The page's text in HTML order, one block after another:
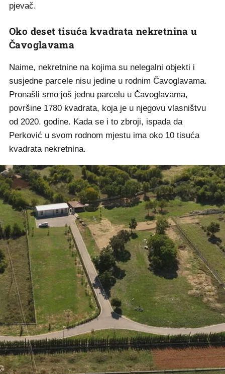
pjevač.
Oko deset tisuća kvadrata nekretnina u
Čavoglavama
Naime, nekretnine na kojima su nelegalni objekti i
susjedne parcele nisu jedine u rodnim Čavoglavama.
Pronašli smo još jednu parcelu u Čavoglavama,
površine 1780 kvadrata, koja je u njegovu vlasništvu
od 2020. godine. Kada se i to zbroji, ispada da
Perković u svom rodnom mjestu ima oko 10 tisuća
kvadrata nekretnina.